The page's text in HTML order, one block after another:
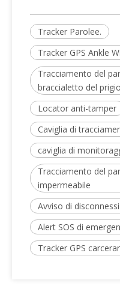
Tracker Parolee.
Tracker GPS Ankle
Tracciamento del
braccialetto del
Locator anti-tamper
Caviglia di
caviglia di
Tracciamento del
impermeabile
Avviso di
Alert SOS di
Tracker GPS